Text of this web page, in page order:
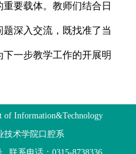
要载体。教师们结合日
深入交流，既找准了当
一步教学工作的开展明
of Information&Technology
技术学院口腔系